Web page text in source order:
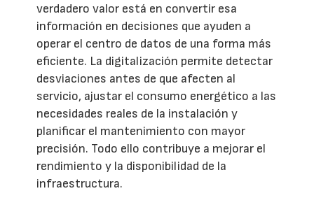
verdadero valor está en convertir esa
información en decisiones que ayuden a
operar el centro de datos de una forma más
eficiente. La digitalización permite detectar
desviaciones antes de que afecten al
servicio, ajustar el consumo energético a las
necesidades reales de la instalación y
planificar el mantenimiento con mayor
precisión. Todo ello contribuye a mejorar el
rendimiento y la disponibilidad de la
infraestructura.